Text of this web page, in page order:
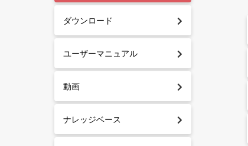
ダウンロード
ユーザーマニュアル
動画
ナレッジベース